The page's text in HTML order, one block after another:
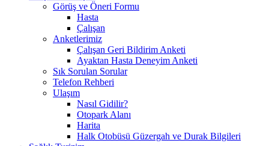
Görüş ve Öneri Formu
Hasta
Çalışan
Anketlerimiz
Çalışan Geri Bildirim Anketi
Ayaktan Hasta Deneyim Anketi
Sık Sorulan Sorular
Telefon Rehberi
Ulaşım
Nasıl Gidilir?
Otopark Alanı
Harita
Halk Otobüsü Güzergah ve Durak Bilgileri